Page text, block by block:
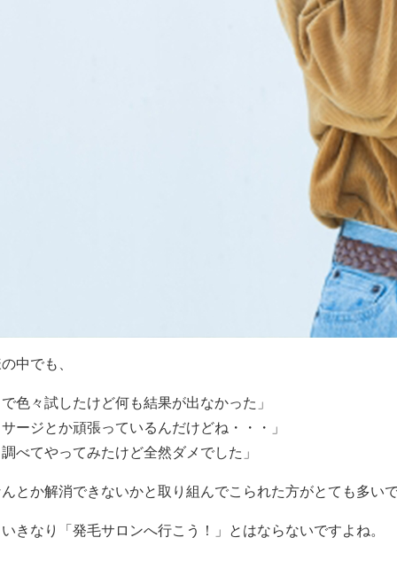
中でも、
色々試したけど何も結果が出なかった」
ージとか頑張っているんだけどね・・・」
べてやってみたけど全然ダメでした」
とか解消できないかと取り組んでこられた方がとても多い
きなり「発毛サロンへ行こう！」とはならないですよね。